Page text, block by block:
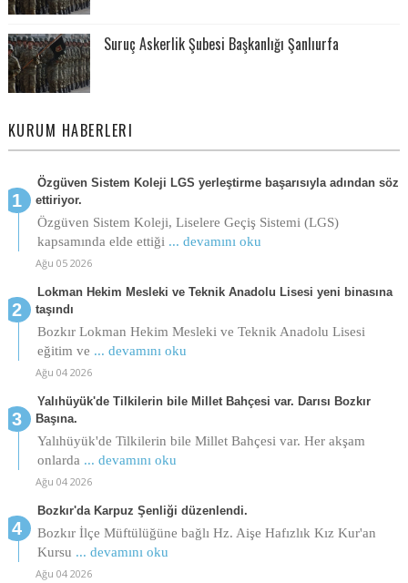
Suruç Askerlik Şubesi Başkanlığı Şanlıurfa
KURUM HABERLERI
Özgüven Sistem Koleji LGS yerleştirme başarısıyla adından söz
ettiriyor.
Özgüven Sistem Koleji, Liselere Geçiş Sistemi (LGS)
kapsamında elde ettiği ... devamını oku
Ağu 05 2026
Lokman Hekim Mesleki ve Teknik Anadolu Lisesi yeni binasına
taşındı
Bozkır Lokman Hekim Mesleki ve Teknik Anadolu Lisesi
eğitim ve ... devamını oku
Ağu 04 2026
Yalıhüyük'de Tilkilerin bile Millet Bahçesi var. Darısı Bozkır
Başına.
Yalıhüyük'de Tilkilerin bile Millet Bahçesi var. Her akşam
onlarda ... devamını oku
Ağu 04 2026
Bozkır'da Karpuz Şenliği düzenlendi.
Bozkır İlçe Müftülüğüne bağlı Hz. Aişe Hafızlık Kız Kur'an
Kursu ... devamını oku
Ağu 04 2026